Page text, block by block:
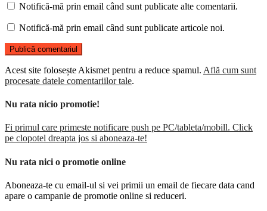
Notifică-mă prin email când sunt publicate alte comentarii.
Notifică-mă prin email când sunt publicate articole noi.
Acest site folosește Akismet pentru a reduce spamul. Află cum sunt
procesate datele comentariilor tale.
Nu rata nicio promotie!
Fi primul care primeste notificare push pe PC/tableta/mobill. Click
pe clopotel dreapta jos si aboneaza-te!
Nu rata nici o promotie online
Aboneaza-te cu email-ul si vei primii un email de fiecare data cand
apare o campanie de promotie online si reduceri.